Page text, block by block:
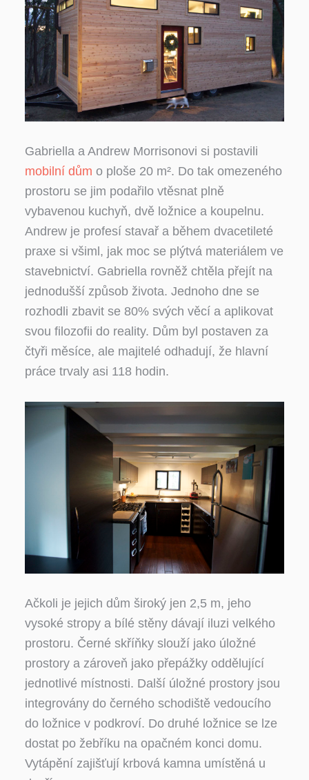
Gabriella a Andrew Morrisonovi si postavili
mobilní dům o ploše 20 m². Do tak omezeného
prostoru se jim podařilo vtěsnat plně
vybavenou kuchyň, dvě ložnice a koupelnu.
Andrew je profesí stavař a během dvacetileté
praxe si všiml, jak moc se plýtvá materiálem ve
stavebnictví. Gabriella rovněž chtěla přejít na
jednodušší způsob života. Jednoho dne se
rozhodli zbavit se 80% svých věcí a aplikovat
svou filozofii do reality. Dům byl postaven za
čtyři měsíce, ale majitelé odhadují, že hlavní
práce trvaly asi 118 hodin.
Ačkoli je jejich dům široký jen 2,5 m, jeho
vysoké stropy a bílé stěny dávají iluzi velkého
prostoru. Černé skříňky slouží jako úložné
prostory a zároveň jako přepážky oddělující
jednotlivé místnosti. Další úložné prostory jsou
integrovány do černého schodiště vedoucího
do ložnice v podkroví. Do druhé ložnice se lze
dostat po žebříku na opačném konci domu.
Vytápění zajišťují krbová kamna umístěná u